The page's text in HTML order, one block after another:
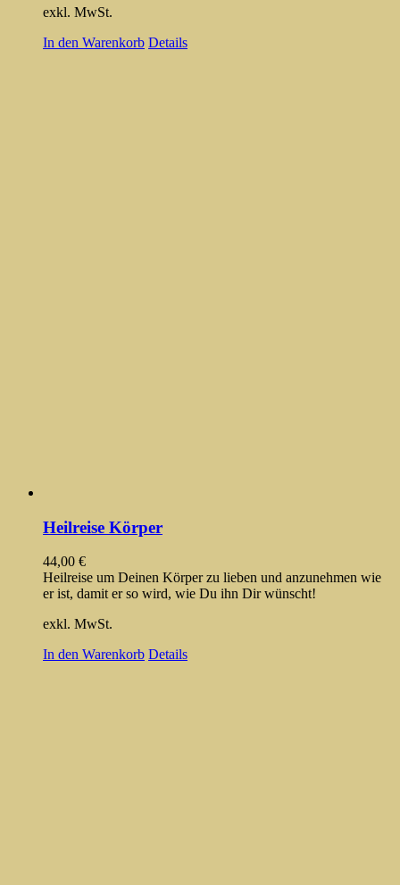
exkl. MwSt.
In den Warenkorb Details
Heilreise Körper
44,00 €
Heilreise um Deinen Körper zu lieben und anzunehmen wie
er ist, damit er so wird, wie Du ihn Dir wünscht!
exkl. MwSt.
In den Warenkorb Details